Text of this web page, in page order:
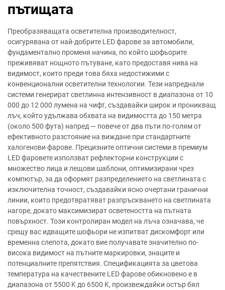
пътищата
Преобразяващата осветителна производителност,
осигурявана от най-добрите LED фарове за автомобили,
фундаментално променя начина, по който шофьорите
преживяват нощното пътуване, като предоставя нива на
видимост, които преди това бяха недостижими с
конвенционални осветителни технологии. Тези напреднали
системи генерират светлинна интензивност в диапазона от 10
000 до 12 000 лумена на чифт, създавайки широк и проникващ
лъч, който удължава обхвата на видимостта до 150 метра
(около 500 фута) напред — повече от два пъти по-голям от
ефективното разстояние на виждане при стандартните
халогенови фарове. Прецизните оптични системи в премиум
LED фаровете използват рефлекторни конструкции с
множество лица и лещови шаблони, оптимизирани чрез
компютър, за да оформят разпределението на светлината с
изключителна точност, създавайки ясно очертани гранични
линии, които предотвратяват разпръскването на светлината
нагоре, докато максимизират осветеността на пътната
повърхност. Този контролиран модел на лъча означава, че
срещу вас идващите шофьори не изпитват дискомфорт или
временна слепота, докато вие получавате значително по-
висока видимост на пътните маркировки, знаците и
потенциалните препятствия. Спецификацията за цветова
температура на качествените LED фарове обикновено е в
диапазона от 5500 K до 6500 K, произвеждайки остър бял